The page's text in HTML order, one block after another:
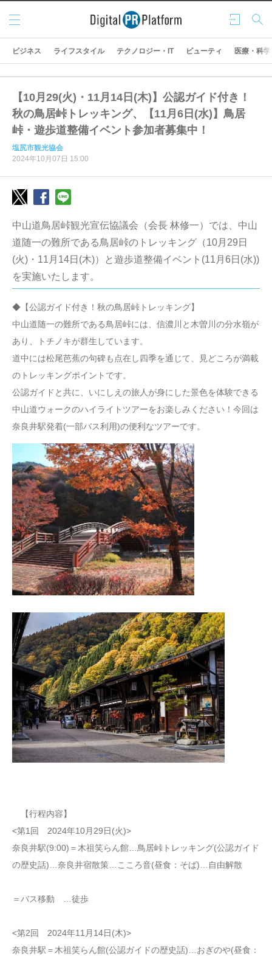
ログ
イン
検索
メニ
ュー
ビジネス ライフスタイル テクノロジー・IT ビューティ 医療・科学
【10月29(火)・11月14日(木)】公認ガイド付き！
秋の鳥居峠トレッキング、【11月6日(水)】鳥居
峠・遊歩道整備イベント参加者募集中！
塩尻市観光協会
2024年10月07日 15:00
中山道鳥居峠観光宣伝協議会（会長 林修一）では、中山
道随一の難所である鳥居峠のトレッキング（10月29日
(火)・11月14日(木)）と遊歩道整備イベント(11月6日(水))
を実施いたします。
◆【公認ガイド付き！秋の鳥居峠トレッキング】
中山道随一の難所である鳥居峠には、信濃川と木曽川の分水嶺が
あり、トチノキが群生しています。
道中には松尾芭蕉の句碑も点在し四季を通じて、見どころが満載
のトレッキングポイントです。
公認ガイドと共に、いにしえの旅人が身にした景色を体験できる
中山道ウォークのハイライトツアーをお楽しみください！今回は
奈良井駅発着(一部バス利用)の便利なツアーです。
【行程内容】
<第1回 2024年10月29日(火)>
奈良井駅(9:00)＝木祖笑らん館…鳥居峠トレッキング(公認ガイド
の歴史話)…奈良井宿散策…こころ音(昼食：そば)…自由解散
＝バス移動 …徒歩
<第2回 2024年11月14日(木)>
奈良井駅＝木祖笑らん館(公認ガイドの歴史話)…おぎのや(昼食：